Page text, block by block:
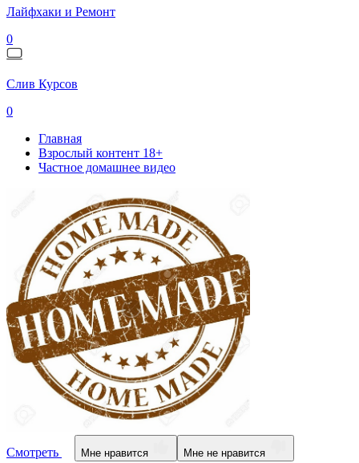
Лайфхаки и Ремонт
0
Слив Курсов
0
Главная
Взрослый контент 18+
Частное домашнее видео
Смотреть Мне нравится Мне не нравится